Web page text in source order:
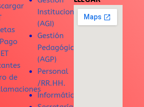
de
Institucional
(AGI)
Gestión
Pedagógica
(AGP)
Personal
/RR.HH.
Informática